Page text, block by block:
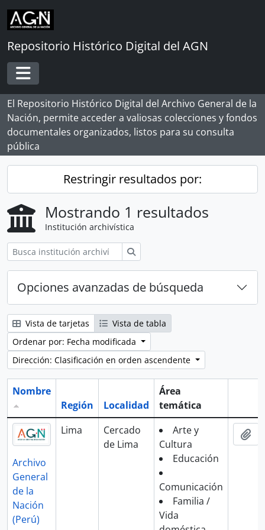
Skip to main content
Repositorio Histórico Digital del AGN
Toggle navigation
El Repositorio Histórico Digital del Archivo General de la
Nación, permite acceder a valiosas colecciones y fondos
documentales organizados, listos para su consulta
pública
Restringir resultados por:
Mostrando 1 resultados
Institución archivística
Opciones avanzadas de búsqueda
Vista de tarjetas
Vista de tabla
Ordenar por: Fecha modificada
Dirección: Clasificación en orden ascendente
Nombre
Región
Localidad
Área
temática
Archivo
General
de la
Nación
(Perú)
Lima
Cercado
de Lima
Arte y
Cultura
Educación
Comunicación
Familia /
Vida